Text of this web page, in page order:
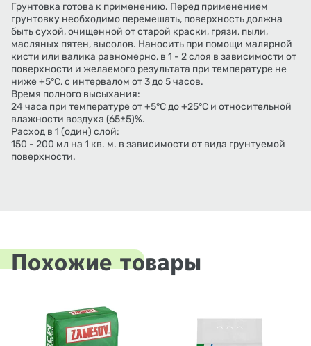
Грунтовка готова к применению. Перед применением
грунтовку необходимо перемешать, поверхность должна
быть сухой, очищенной от старой краски, грязи, пыли,
масляных пятен, высолов. Наносить при помощи малярной
кисти или валика равномерно, в 1 - 2 слоя в зависимости от
поверхности и желаемого результата при температуре не
ниже +5°С, с интервалом от 3 до 5 часов.
Время полного высыхания:
24 часа при температуре от +5°С до +25°С и относительной
влажности воздуха (65±5)%.
Расход в 1 (один) слой:
150 - 200 мл на 1 кв. м. в зависимости от вида грунтуемой
поверхности.
Похожие товары